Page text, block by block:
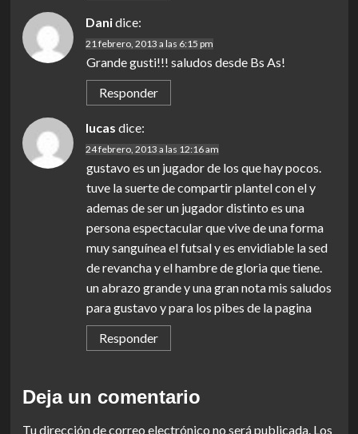
Danidice:
21 febrero, 2013 a las 6:15 pm
Grande gusti!!! saludos desde Bs As!
Responder
lucas dice:
24 febrero, 2013 a las 12:16 am
gustavo es un jugador de los que hay pocos.
tuve la suerte de compartir plantel con el y
ademas de ser un jugador distinto es una
persona espectacular que vive de una forma
muy sanguínea el futsal y es envidiable la sed
de revancha y el hambre de gloria que tiene.
un abrazo grande y una gran nota mis saludos
para gustavo y para los pibes de la pagina
Responder
Deja un comentario
Tu dirección de correo electrónico no será publicada. Los